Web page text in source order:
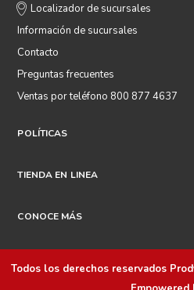
Localizador de sucursales
Información de sucursales
Contacto
Preguntas frecuentes
Ventas por teléfono 800 877 4637
POLÍTICAS
TIENDA EN LINEA
CONOCE MÁS
Todos los derechos reservados